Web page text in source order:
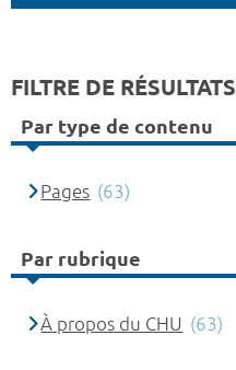
FILTRE DE RÉSULTATS
Par type de contenu
Pages (63)
Par rubrique
À propos du CHU (63)